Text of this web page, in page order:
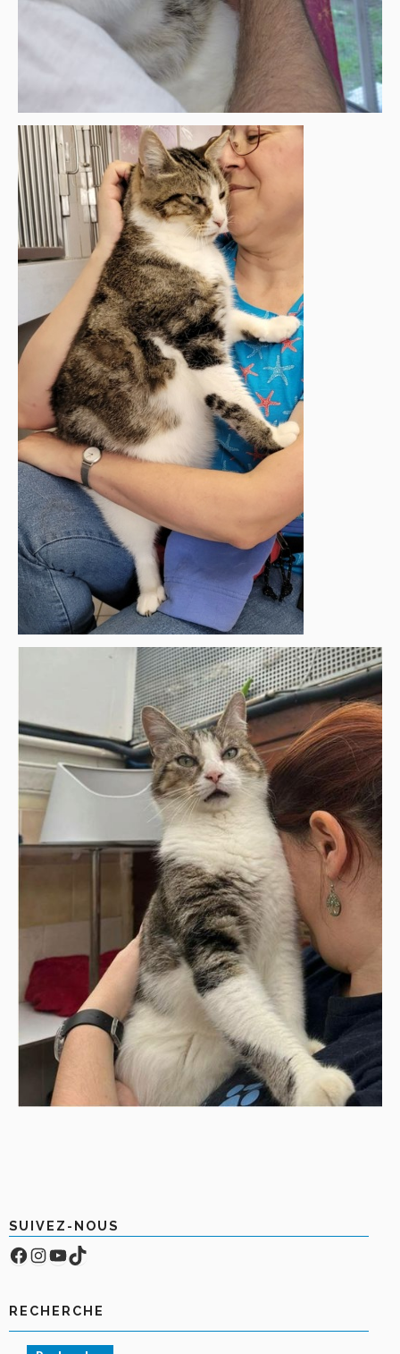
SUIVEZ-NOUS
Facebook
Compte Instagram
YouTube
TikTok
RECHERCHE